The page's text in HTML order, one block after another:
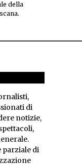
della
di
notizie,
parziale di